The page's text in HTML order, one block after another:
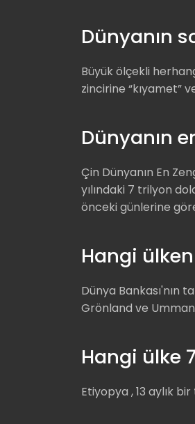
Dünyanın
Büyük ölçekli
zincirine “kıyamet”
Dünyanın
Çin Dünyanın En
yılındaki 7 trilyon
önceki günlerine
Hangi
Dünya Bankası'nın
Grönland ve
Hangi ülke
Etiyopya , 13 aylık